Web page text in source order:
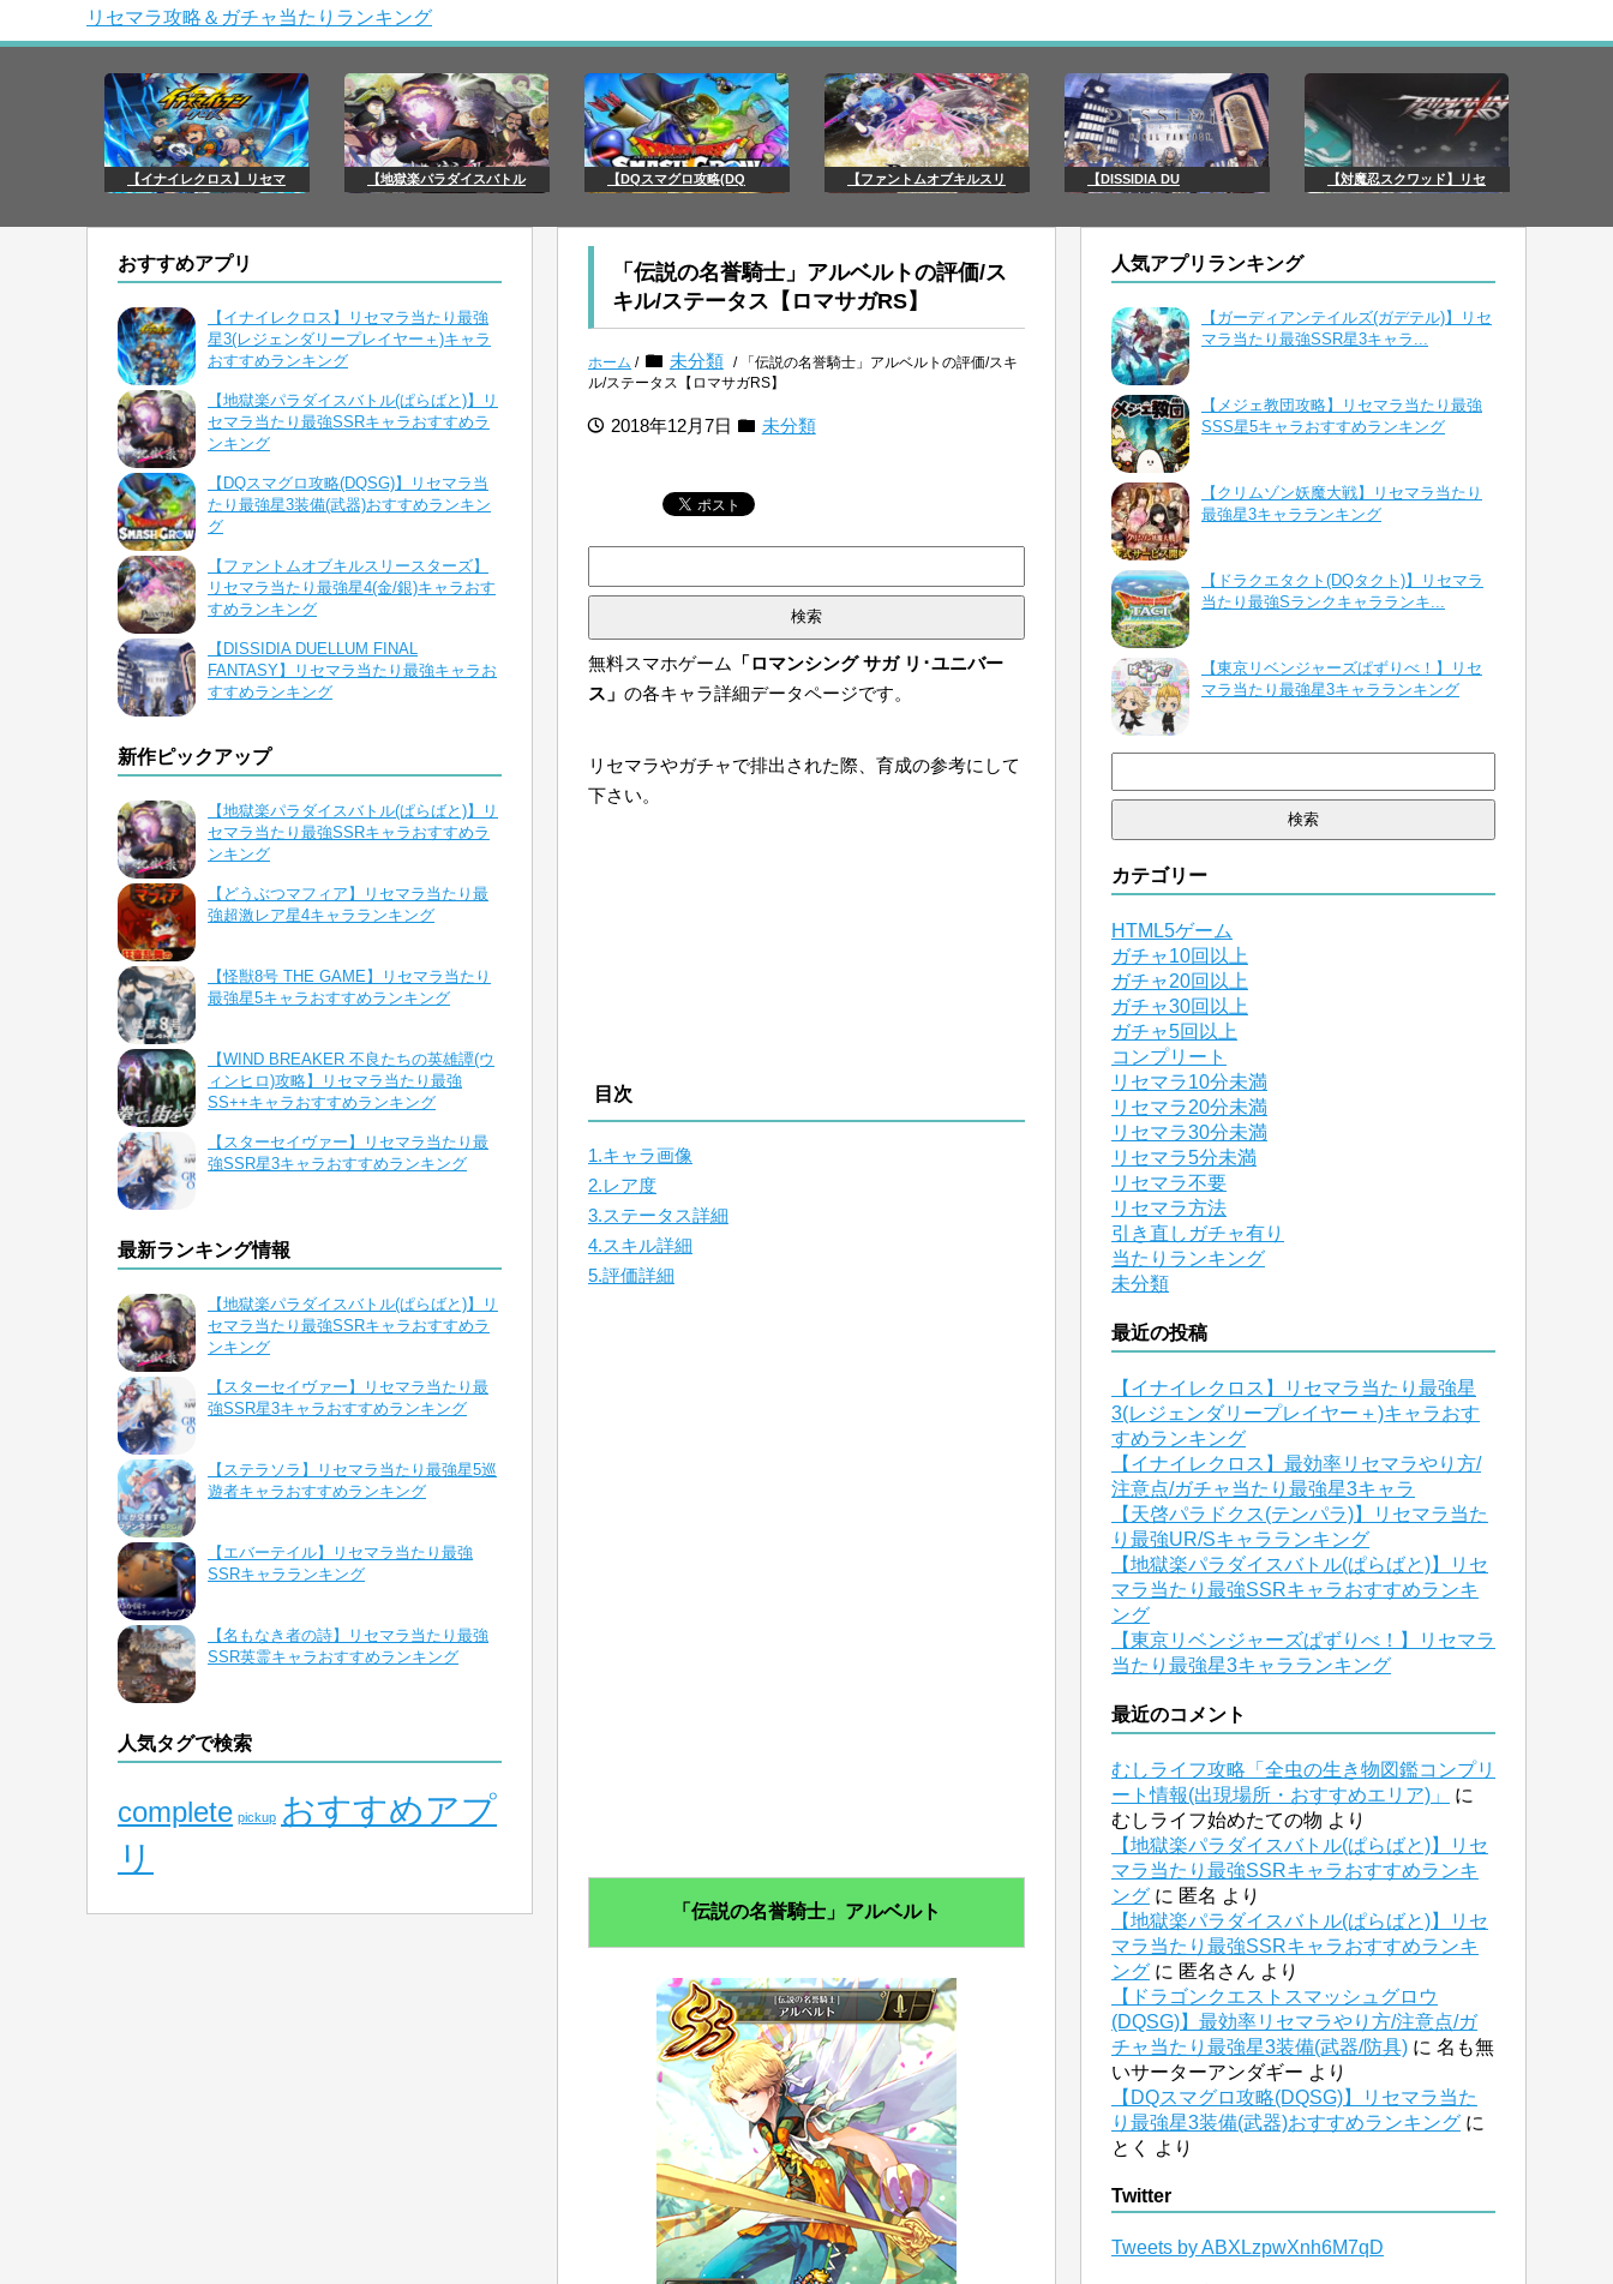
リセマラ攻略＆ガチャ当たりランキング
【イナイレクロス】リセマ 【地獄楽パラダイスバトル 【DQスマグロ攻略(DQ 【ファントムオブキルスリ 【DISSIDIA DU 【対魔忍スクワッド】リセ
おすすめアプリ
【イナイレクロス】リセマラ当たり最強
星3(レジェンダリープレイヤー＋)キャラ
おすすめランキング
【地獄楽パラダイスバトル(ぱらばと)】リ
セマラ当たり最強SSRキャラおすすめラ
ンキング
【DQスマグロ攻略(DQSG)】リセマラ当
たり最強星3装備(武器)おすすめランキン
グ
【ファントムオブキルスリースターズ】
リセマラ当たり最強星4(金/銀)キャラおす
すめランキング
【DISSIDIA DUELLUM FINAL
FANTASY】リセマラ当たり最強キャラお
すすめランキング
新作ピックアップ
【地獄楽パラダイスバトル(ぱらばと)】リ
セマラ当たり最強SSRキャラおすすめラ
ンキング
【どうぶつマフィア】リセマラ当たり最
強超激レア星4キャラランキング
【怪獣8号 THE GAME】リセマラ当たり
最強星5キャラおすすめランキング
【WIND BREAKER 不良たちの英雄譚(ウ
ィンヒロ)攻略】リセマラ当たり最強
SS++キャラおすすめランキング
【スターセイヴァー】リセマラ当たり最
強SSR星3キャラおすすめランキング
最新ランキング情報
【地獄楽パラダイスバトル(ぱらばと)】リ
セマラ当たり最強SSRキャラおすすめラ
ンキング
【スターセイヴァー】リセマラ当たり最
強SSR星3キャラおすすめランキング
【ステラソラ】リセマラ当たり最強星5巡
遊者キャラおすすめランキング
【エバーテイル】リセマラ当たり最強
SSRキャラランキング
【名もなき者の詩】リセマラ当たり最強
SSR英霊キャラおすすめランキング
人気タグで検索
complete pickup おすすめアプ
リ
「伝説の名誉騎士」アルベルトの評価/ス
キル/ステータス【ロマサガRS】
ホーム / 未分類 / 「伝説の名誉騎士」アルベルトの評価/スキ
ル/ステータス【ロマサガRS】
2018年12月7日 未分類
索:
無料スマホゲーム
「ロマンシング サガ リ･ユニバー
ス」 の各キャラ詳細データページです。
リセマラやガチャで排出された際、育成の参考にして
下さい。
目次
1.キャラ画像
2.レア度
3.ステータス詳細
4.スキル詳細
5.評価詳細
「伝説の名誉騎士」アルベルト
人気アプリランキング
【ガーディアンテイルズ(ガデテル)】リセ
マラ当たり最強SSR星3キャラ...
【メジェ教団攻略】リセマラ当たり最強
SSS星5キャラおすすめランキング
【クリムゾン妖魔大戦】リセマラ当たり
最強星3キャラランキング
【ドラクエタクト(DQタクト)】リセマラ
当たり最強Sランクキャラランキ...
【東京リベンジャーズぱずりべ！】リセ
マラ当たり最強星3キャラランキング
索:
カテゴリー
HTML5ゲーム
ガチャ10回以上
ガチャ20回以上
ガチャ30回以上
ガチャ5回以上
コンプリート
リセマラ10分未満
リセマラ20分未満
リセマラ30分未満
リセマラ5分未満
リセマラ不要
リセマラ方法
引き直しガチャ有り
当たりランキング
未分類
最近の投稿
【イナイレクロス】リセマラ当たり最強星
3(レジェンダリープレイヤー＋)キャラおす
すめランキング
【イナイレクロス】最効率リセマラやり方/
注意点/ガチャ当たり最強星3キャラ
【天啓パラドクス(テンパラ)】リセマラ当た
り最強UR/Sキャラランキング
【地獄楽パラダイスバトル(ぱらばと)】リセ
マラ当たり最強SSRキャラおすすめランキ
ング
【東京リベンジャーズぱずりべ！】リセマラ
当たり最強星3キャラランキング
最近のコメント
むしライフ攻略「全虫の生き物図鑑コンプリ
ート情報(出現場所・おすすめエリア)」
に
むしライフ始めたての物 より
【地獄楽パラダイスバトル(ぱらばと)】リセ
マラ当たり最強SSRキャラおすすめランキ
ング に 匿名 より
【地獄楽パラダイスバトル(ぱらばと)】リセ
マラ当たり最強SSRキャラおすすめランキ
ング に 匿名さん より
【ドラゴンクエストスマッシュグロウ
(DQSG)】最効率リセマラやり方/注意点/ガ
チャ当たり最強星3装備(武器/防具) に 名も無
いサーターアンダギー より
【DQスマグロ攻略(DQSG)】リセマラ当た
り最強星3装備(武器)おすすめランキング に
とく
より
Twitter
Tweets by ABXLzpwXnh6M7qD